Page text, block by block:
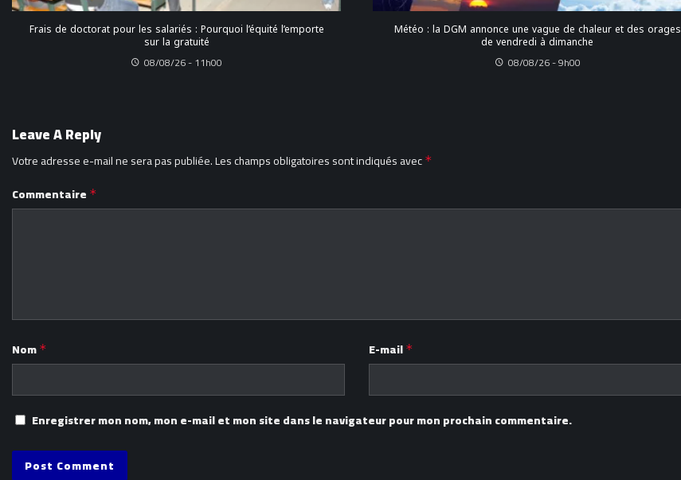
Frais de doctorat pour les salariés : Pourquoi l’équité l’emporte
sur la gratuité
08/08/26 - 11h00
Météo : la DGM annonce une vague de chaleur et des orages
de vendredi à dimanche
08/08/26 - 9h00
Leave A Reply
Votre adresse e-mail ne sera pas publiée.Les champs obligatoires sont indiqués avec *
Commentaire *
Nom * E-mail *
Enregistrer mon nom, mon e-mail et mon site dans le navigateur pour mon prochain commentaire.